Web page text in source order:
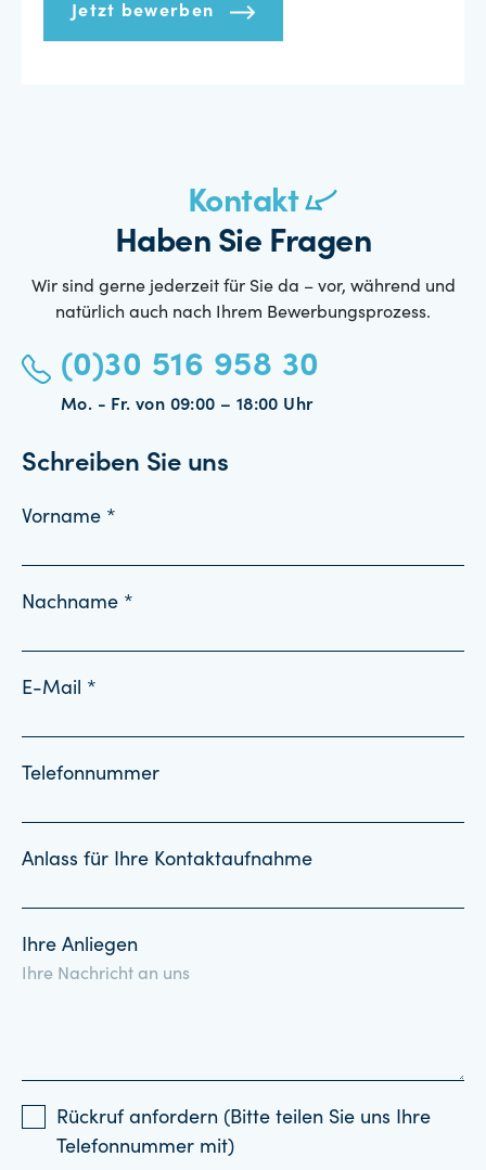
Jetzt bewerben
Kontakt
Haben Sie Fragen
Wir sind gerne jederzeit für Sie da – vor, während und
natürlich auch nach Ihrem Bewerbungsprozess.
(0)30 516 958 30
Mo. - Fr. von 09:00 – 18:00 Uhr
Schreiben Sie uns
Vorname *
Nachname *
E-Mail *
Telefonnummer
Anlass für Ihre Kontaktaufnahme
Ihre Anliegen
Rückruf anfordern (Bitte teilen Sie uns Ihre
Telefonnummer mit)